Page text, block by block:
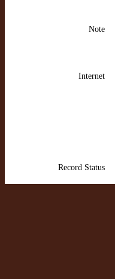
Note
Internet
Record Status